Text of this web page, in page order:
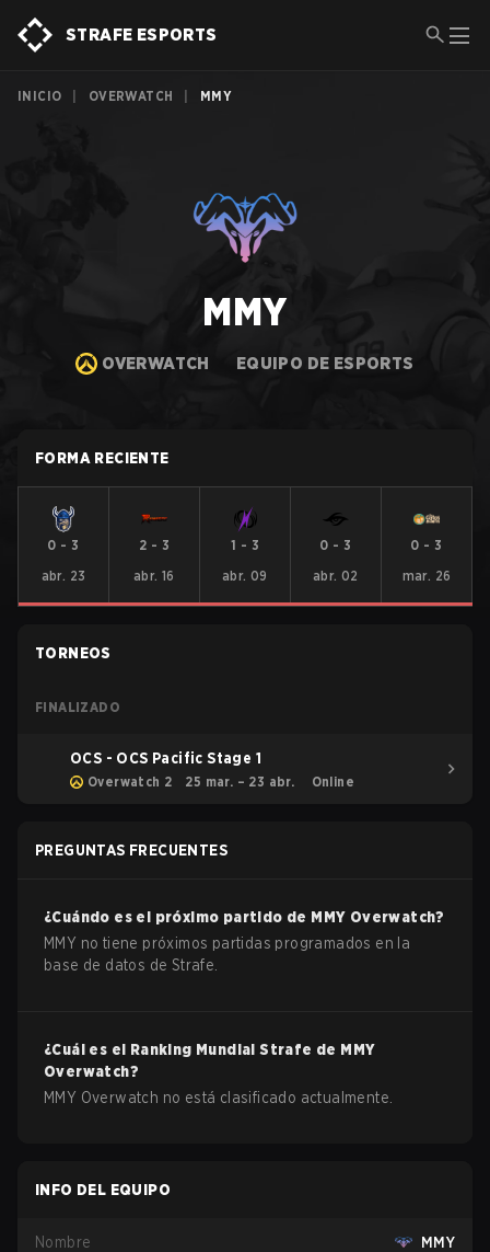
STRAFE ESPORTS
INICIO OVERWATCH MMY
MMY
OVERWATCH EQUIPO DE ESPORTS
FORMA RECIENTE
0 - 3
abr. 23
2 - 3
abr. 16
1 - 3
abr. 09
0 - 3
abr. 02
0 - 3
mar. 26
TORNEOS
FINALIZADO
OCS - OCS Pacific Stage 1
Overwatch 2 25 mar. – 23 abr. Online
PREGUNTAS FRECUENTES
¿Cuándo es el próximo partido de MMY Overwatch?
MMY no tiene próximos partidas programados en la
base de datos de Strafe.
¿Cuál es el Ranking Mundial Strafe de MMY
Overwatch?
MMY Overwatch no está clasificado actualmente.
INFO DEL EQUIPO
Nombre MMY